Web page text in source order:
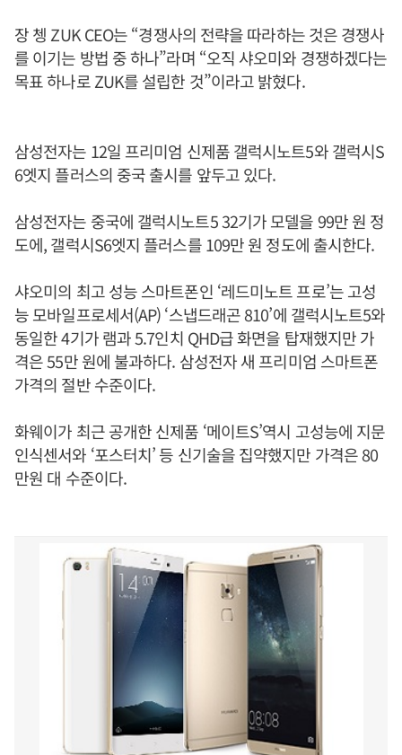
장 쳉 ZUK CEO는 “경쟁사의 전략을 따라하는 것은 경쟁사
를 이기는 방법 중 하나”라며 “오직 샤오미와 경쟁하겠다는
목표 하나로 ZUK를 설립한 것”이라고 밝혔다.
삼성전자는 12일 프리미엄 신제품 갤럭시노트5와 갤럭시S
6엣지 플러스의 중국 출시를 앞두고 있다.
삼성전자는 중국에 갤럭시노트5 32기가 모델을 99만 원 정
도에, 갤럭시S6엣지 플러스를 109만 원 정도에 출시한다.
샤오미의 최고 성능 스마트폰인 ‘레드미노트 프로’는 고성
능 모바일프로세서(AP) ‘스냅드래곤 810’에 갤럭시노트5와
동일한 4기가 램과 5.7인치 QHD급 화면을 탑재했지만 가
격은 55만 원에 불과하다. 삼성전자 새 프리미엄 스마트폰
가격의 절반 수준이다.
화웨이가 최근 공개한 신제품 ‘메이트S’역시 고성능에 지문
인식센서와 ‘포스터치’ 등 신기술을 집약했지만 가격은 80
만원 대 수준이다.